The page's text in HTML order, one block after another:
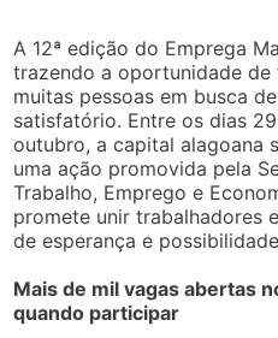
A 12ª edição do Emprega
trazendo a oportunidade
muitas pessoas em busca
satisfatório. Entre os dias
outubro, a capital alagoana
uma ação promovida pela
Trabalho, Emprego e
promete unir trabalhadores
de esperança e
Mais de mil vagas abertas
quando participar